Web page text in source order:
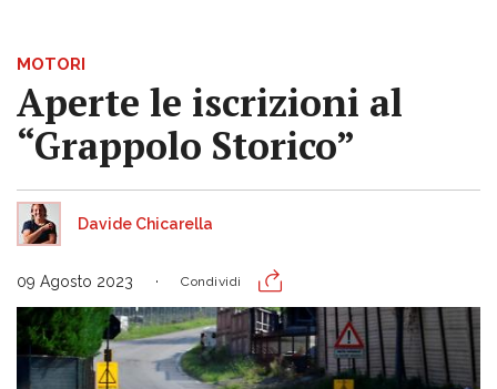
MOTORI
Aperte le iscrizioni al
“Grappolo Storico”
Davide Chicarella
09 Agosto 2023 Condividi